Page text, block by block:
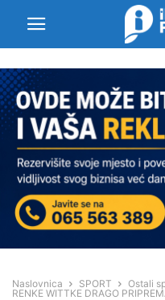
Naslovnica SPORT Ostali
RENKE WITTKE DRAGO